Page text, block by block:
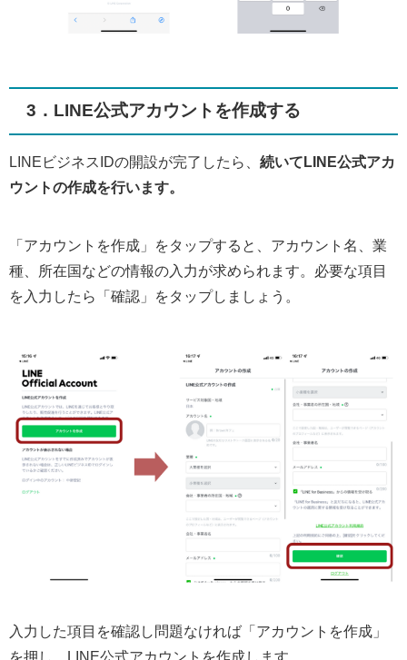
3．LINE公式アカウントを作成する
LINEビジネスIDの開設が完了したら、 続いてLINE公式アカ
ウントの作成を行います。
「アカウントを作成」をタップすると、アカウント名、業
種、所在国などの情報の入力が求められます。必要な項目
を入力したら「確認」をタップしましょう。
入力した項目を確認し問題なければ「アカウントを作成」
を押し、LINE公式アカウントを作成します。